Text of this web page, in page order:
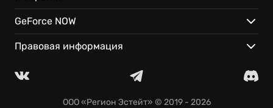
устройствах благодаря облачным технологиям
GeForce NOW — мгновенный доступ к любимым
играм!
GeForce NOW
Правовая информация
ООО «Регион Эстейт» © 2019 - 2026